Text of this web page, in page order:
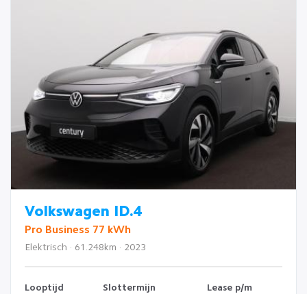
Volkswagen ID.4
Pro Business 77 kWh
Elektrisch · 61.248km · 2023
Looptijd Slottermijn Lease p/m